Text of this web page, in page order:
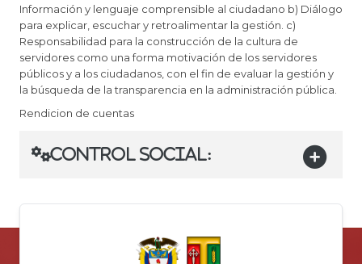
Información y lenguaje comprensible al ciudadano b) Diálogo
para explicar, escuchar y retroalimentar la gestión. c)
Responsabilidad para la construcción de la cultura de
servidores como una forma motivación de los servidores
públicos y a los ciudadanos, con el fin de evaluar la gestión y
la búsqueda de la transparencia en la administración pública.
Rendicion de cuentas
​Control social:​